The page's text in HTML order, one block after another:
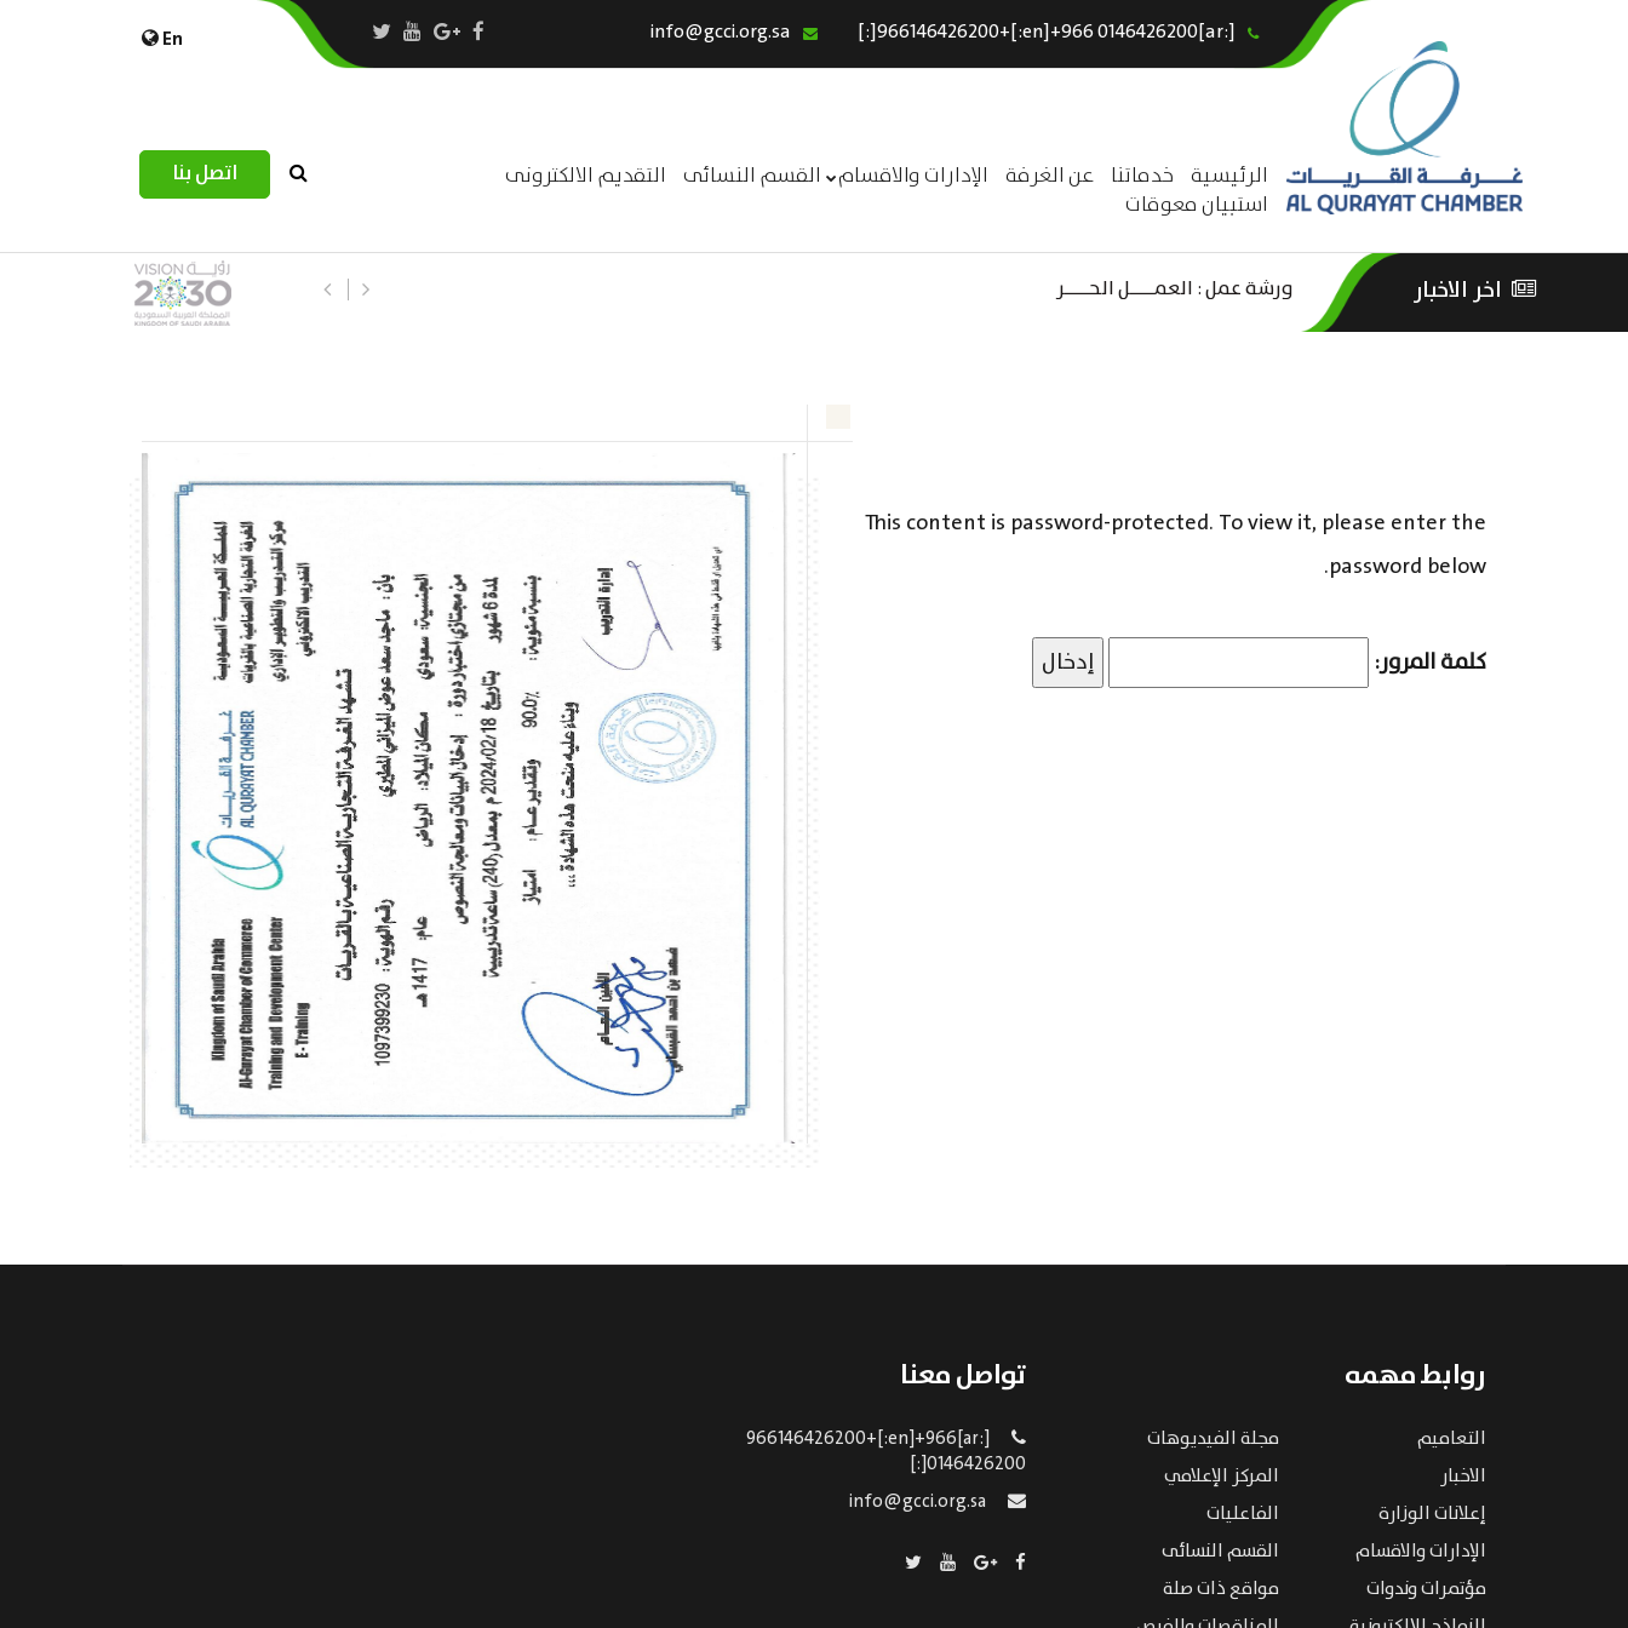
[:ar]966146426200+[:en]+966 0146426200[:]
En
الرئيسية خدماتنا عن الغرفة الإدارات والاقسام القسم النسائى التقديم الالكترونى
استبيان معوقات
اتصل بنا
الرئيسية
عن الغرفة
القسم النسائى
اخر الاخبار ورشة عمل : العمـــــل الحـــــر استبيان مرصد التحديات اللوجستية
This content is password-protected. To view it, please enter the
password below.
كلمة المرور:
روابط مهمه
التعاميم
مجلة الفيديوهات
الاخبار
المركز الإعلامي
إعلانات الوزارة
الفاعليات
الإدارات والاقسام
القسم النسائى
مؤتمرات وندوات
مواقع ذات صلة
تواصل معنا
[:ar]966146426200+[:en]+966
0146426200[:]